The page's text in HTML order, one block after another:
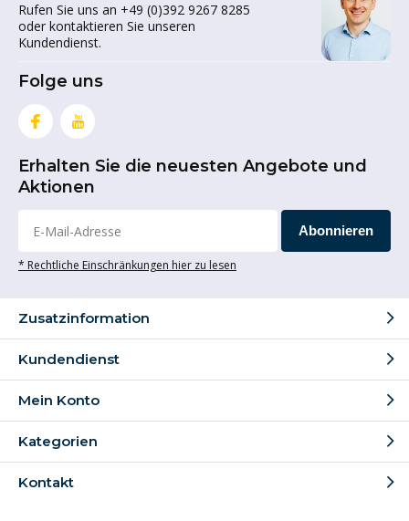
Rufen Sie uns an +49 (0)392 9267 8285
oder kontaktieren Sie unseren
Kundendienst.
Folge uns
Erhalten Sie die neuesten Angebote und
Aktionen
Abonnieren
* Rechtliche Einschränkungen hier zu lesen
Zusatzinformation
Kundendienst
Mein Konto
Kategorien
Kontakt